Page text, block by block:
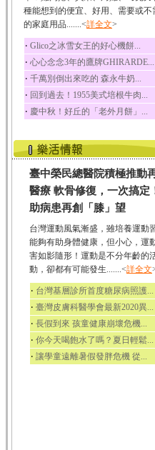
荔枝性質溫和所含
養素有醣類、檸檬酸
五味子
五味子性質溫熱所
養成分有揮發油、檸
草魚
草魚含有維生素A、
素C、及豐富的蛋白...
種能想到的便宜、好用、需要或不
的家庭用品.......<詳全文>
‧ Glico之冰雪女王的好心機餅...
‧ 心心念念3年的鷹牌GHIRARDE...
‧ 千萬別倒出來吃的 森永牛奶...
‧ 回到過去！1955美式培根牛肉...
‧ 慶中秋！好丘的「老外月餅」...
臺中榮民總醫院積極推動
醫療 軟骨修復，一次搞定
助病患再創「膝」望
台灣運動風氣漸盛，雖培養運動
能夠有助身體健康，但小心，運
害如影隨形！運動是不分年齡的
動，卻都有可能發生.......<詳全文
‧ 台灣基層診所首度糖尿病照護...
‧ 臺灣皮膚科醫學會最新2020異...
‧ 長假到來 孩童健康崩壞危機...
‧ 你今天喝飽水了嗎？夏日輕鬆...
‧ 讓學童遠離暑假發胖危機 從...